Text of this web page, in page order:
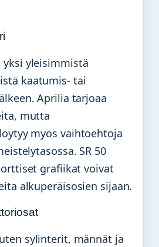
yksi yleisimmistä
kaatumis- tai
Aprilia tarjoaa
mutta
myös vaihtoehtoja
SR 50
grafiikat voivat
alkuperäisosien sijaan.
sylinterit, männät ja